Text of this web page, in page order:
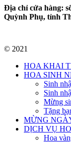
Địa chỉ cửa hàng:
Quỳnh Phụ, tỉnh
© 2021
HOA KHAI
HOA SINH
Sinh
Sinh
Mừng
Tặng
MỪNG
DỊCH VỤ
Hoa